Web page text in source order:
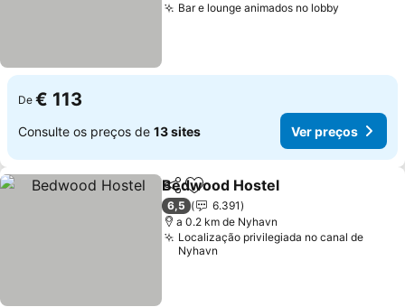
Bar e lounge animados no lobby
De € 113
Consulte os preços de 13 sites Ver preços
PartilharAdicionar aos favoritos
Bedwood Hostel
6,5
6.391
a 0.2 km de Nyhavn
Localização privilegiada no canal de
Nyhavn